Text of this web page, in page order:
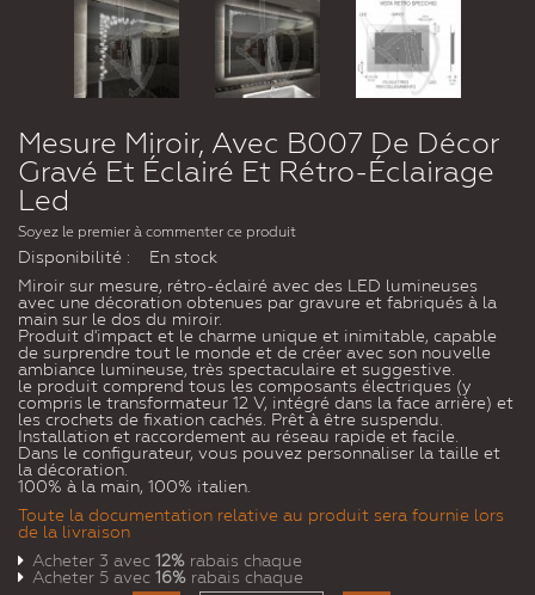
Mesure Miroir, Avec B007 De Décor
Gravé Et Éclairé Et Rétro-Éclairage
Led
Soyez le premier à commenter ce produit
Disponibilité :
En stock
Miroir sur mesure, rétro-éclairé avec des LED lumineuses
avec une décoration obtenues par gravure et fabriqués à la
main sur le dos du miroir.
Produit d'impact et le charme unique et inimitable, capable
de surprendre tout le monde et de créer avec son nouvelle
ambiance lumineuse, très spectaculaire et suggestive.
le produit comprend tous les composants électriques (y
compris le transformateur 12 V, intégré dans la face arrière) et
les crochets de fixation cachés. Prêt à être suspendu.
Installation et raccordement au réseau rapide et facile.
Dans le configurateur, vous pouvez personnaliser la taille et
la décoration.
100% à la main, 100% italien.
Toute la documentation relative au produit sera fournie lors
de la livraison
Acheter 3 avec 12% rabais chaque
Acheter 5 avec 16% rabais chaque